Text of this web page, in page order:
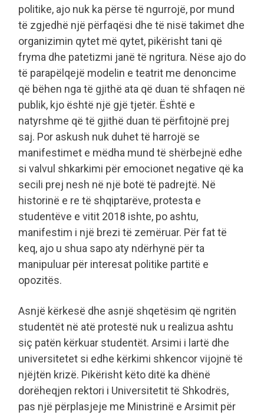
politike, ajo nuk ka përse të ngurrojë, por mund
të zgjedhë një përfaqësi dhe të nisë takimet dhe
organizimin qytet më qytet, pikërisht tani që
fryma dhe patetizmi janë të ngritura. Nëse ajo do
të parapëlqejë modelin e teatrit me denoncime
që bëhen nga të gjithë ata që duan të shfaqen në
publik, kjo është një gjë tjetër. Është e
natyrshme që të gjithë duan të përfitojnë prej
saj. Por askush nuk duhet të harrojë se
manifestimet e mëdha mund të shërbejnë edhe
si valvul shkarkimi për emocionet negative që ka
secili prej nesh në një botë të padrejtë. Në
historinë e re të shqiptarëve, protesta e
studentëve e vitit 2018 ishte, po ashtu,
manifestim i një brezi të zemëruar. Për fat të
keq, ajo u shua sapo aty ndërhynë për ta
manipuluar për interesat politike partitë e
opozitës.
Asnjë kërkesë dhe asnjë shqetësim që ngritën
studentët në atë protestë nuk u realizua ashtu
siç patën kërkuar studentët. Arsimi i lartë dhe
universitetet si edhe kërkimi shkencor vijojnë të
njëjtën krizë. Pikërisht këto ditë ka dhënë
dorëheqjen rektori i Universitetit të Shkodrës,
pas një përplasjeje me Ministrinë e Arsimit për